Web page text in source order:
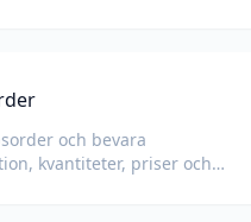
och bevara
kvantiteter, priser och